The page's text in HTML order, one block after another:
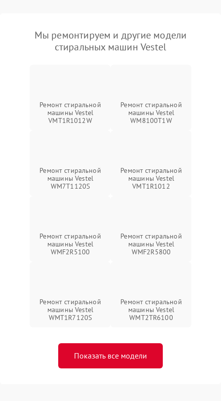
Мы ремонтируем и другие модели
стиральных машин Vestel
Ремонт стиральной
машины Vestel
VMT1R1012W
Ремонт стиральной
машины Vestel
WM8100T1W
Ремонт стиральной
машины Vestel
WM7T1120S
Ремонт стиральной
машины Vestel
VMT1R1012
Ремонт стиральной
машины Vestel
WMF2R5100
Ремонт стиральной
машины Vestel
WMF2R5800
Ремонт стиральной
машины Vestel
WMT1R7120S
Ремонт стиральной
машины Vestel
WMT2TR6100
Показать все модели